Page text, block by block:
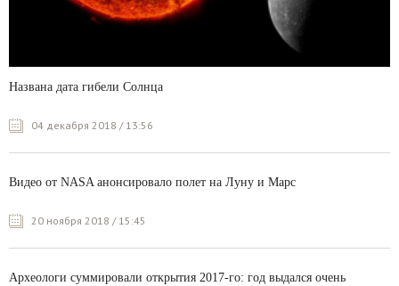
Названа дата гибели Солнца
04 декабря 2018 / 13:56
Видео от NASA анонсировало полет на Луну и Марс
20 ноября 2018 / 15:45
Археологи суммировали открытия 2017-го: год выдался очень